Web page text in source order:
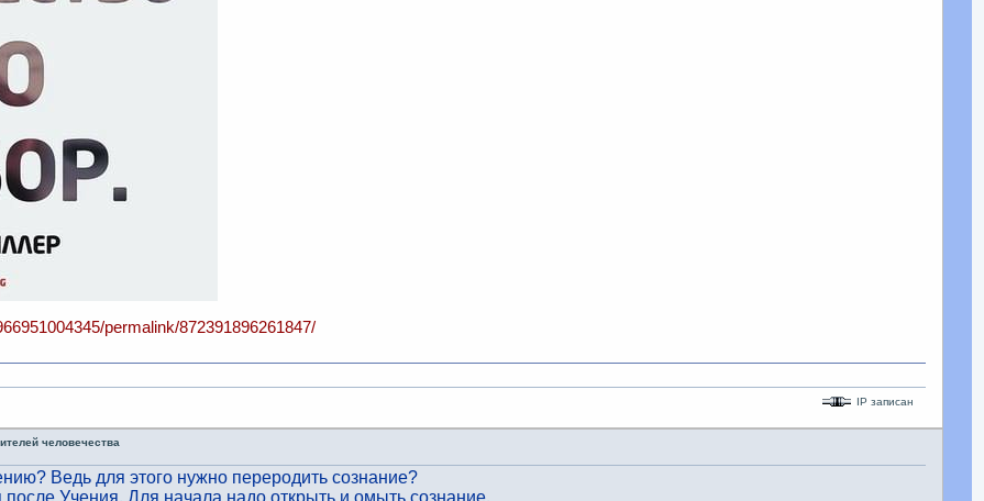
permalink/872391896261847/
IP записан
человечества
Ведь для этого нужно переродить сознание?
Учения. Для начала надо открыть и омыть сознание.